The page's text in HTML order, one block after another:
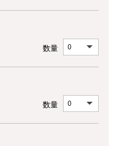
数量
数量